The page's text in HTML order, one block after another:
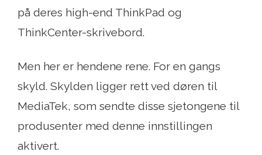
på deres high-end ThinkPad og
ThinkCenter-skrivebord.
Men her er hendene rene. For en gangs
skyld. Skylden ligger rett ved døren til
MediaTek, som sendte disse sjetongene til
produsenter med denne innstillingen
aktivert.